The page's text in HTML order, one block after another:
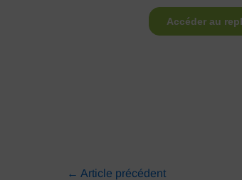
← Article précédent